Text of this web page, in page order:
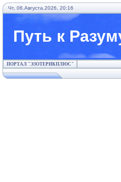
Чт, 06.Августа.2026, 20:16
Путь к
ПОРТАЛ "ЭЗОТЕРИКПЛЮС"